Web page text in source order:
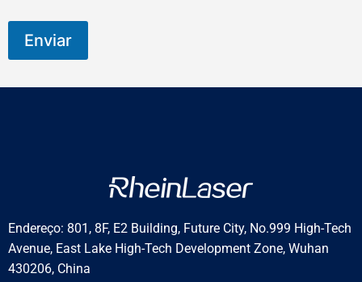
r
Enviar
Endereço: 801, 8F, E2 Building, Future City, No.999 High-Tech
Avenue, East Lake High-Tech Development Zone, Wuhan
430206, China